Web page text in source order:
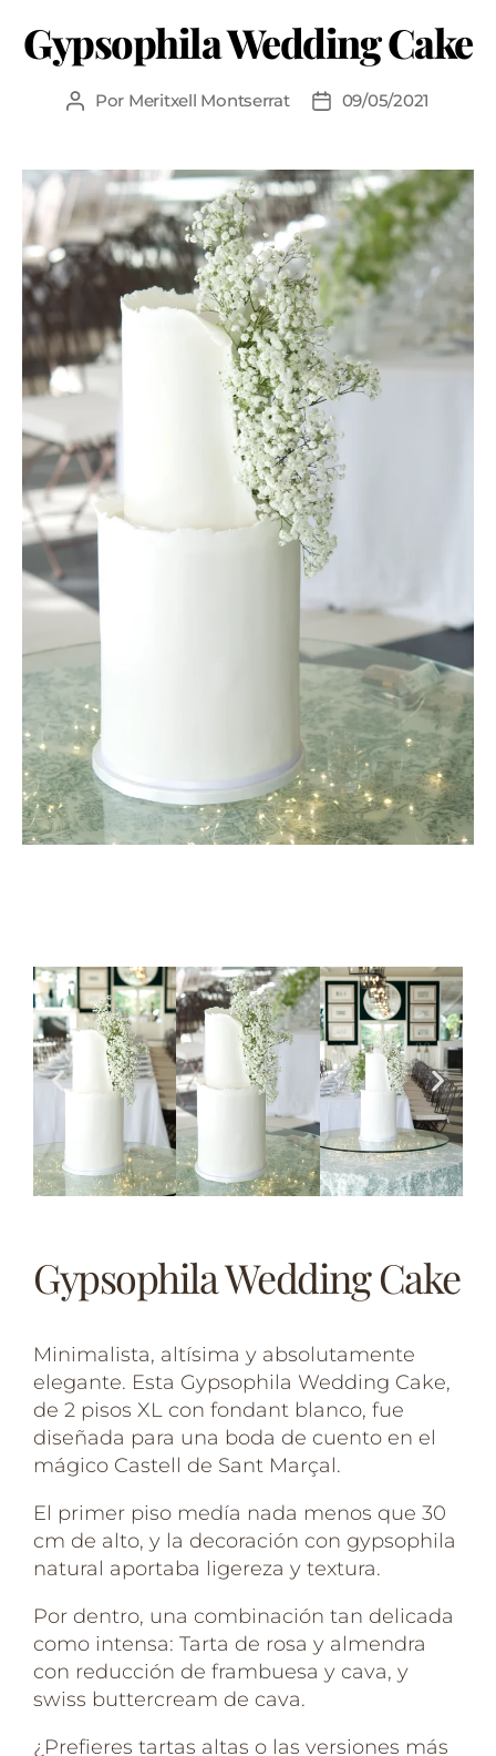
Gypsophila Wedding Cake
Por Meritxell Montserrat 09/05/2021
Gypsophila Wedding Cake
Minimalista, altísima y absolutamente
elegante. Esta Gypsophila Wedding Cake,
de 2 pisos XL con fondant blanco, fue
diseñada para una boda de cuento en el
mágico Castell de Sant Marçal.
El primer piso medía nada menos que 30
cm de alto, y la decoración con gypsophila
natural aportaba ligereza y textura.
Por dentro, una combinación tan delicada
como intensa: Tarta de rosa y almendra
con reducción de frambuesa y cava, y
swiss buttercream de cava.
¿Prefieres tartas altas o las versiones más